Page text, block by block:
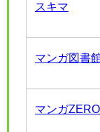
スキマ
マンガ図書
マンガZERO